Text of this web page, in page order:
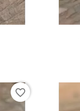
favorite_border